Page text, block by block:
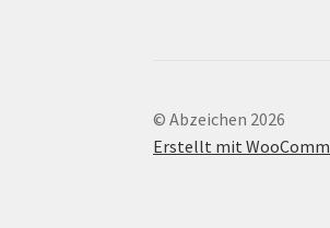
© Abzeichen 2026
Erstellt mit